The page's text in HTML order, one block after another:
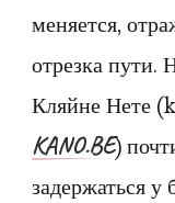
меняется,
отрезка пути.
Кляйне Нете
KANO.BE)
задержаться у